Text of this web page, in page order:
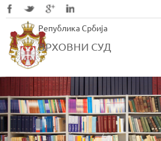
to
main
Република Србија
ВРХОВНИ СУД